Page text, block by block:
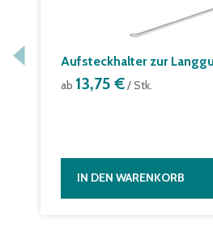
Aufsteckhalter zur
ab 13,75 €/ Stk.
IN DEN WARENKORB